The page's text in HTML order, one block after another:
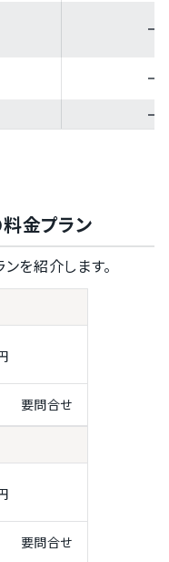
金プラン
を紹介します。
要問合せ
要問合せ